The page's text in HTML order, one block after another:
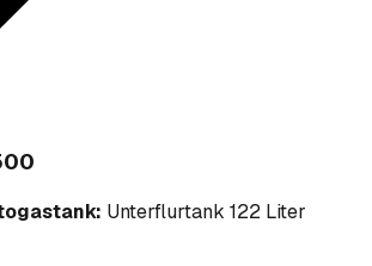
Unterflurtank 122 Liter